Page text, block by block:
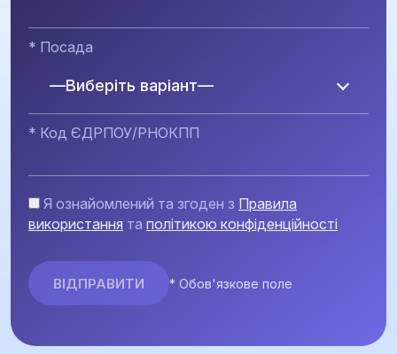
* Посада
—Виберіть варіант—
* Код ЄДРПОУ/РНОКПП
Я ознайомлений та згоден з Правила
використання та політикою конфіденційності
* Обов'язкове поле